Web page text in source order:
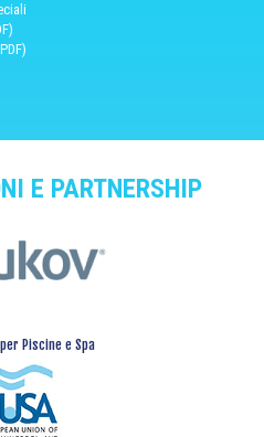
E PARTNERSHIP
Piscine e Spa